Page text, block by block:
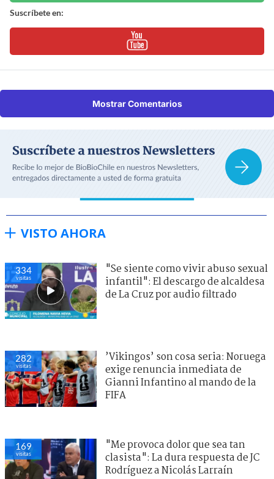
Suscríbete en:
Mostrar Comentarios
VISTO AHORA
334
visitas
"Se siente como vivir abuso sexual
infantil": El descargo de alcaldesa
de La Cruz por audio filtrado
282
visitas
’Vikingos’ son cosa seria: Noruega
exige renuncia inmediata de
Gianni Infantino al mando de la
FIFA
169
visitas
"Me provoca dolor que sea tan
clasista": La dura respuesta de JC
Rodríguez a Nicolás Larraín